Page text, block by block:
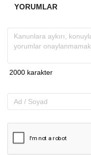
YORUMLAR